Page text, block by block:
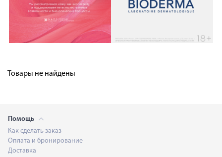
Товары не найдены
Помощь
Как сделать заказ
Оплата и бронирование
Доставка